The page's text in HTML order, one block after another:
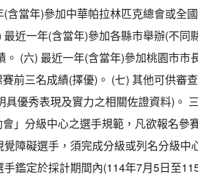
含當年)參加中華帕拉林匹克總會或全
近一年(含當年)參加各縣市舉辦(不同
。 (六) 最近一年(含當年)參加桃園市市
前三名成績(擇優)。 (七) 其他可供審
具優秀表現及實力之相關佐證資料)。
」分級中心之選手規範，凡欲報名參
障礙選手，須完成分級或列名分級中
鑑定於採計期間內(114年7月5日至